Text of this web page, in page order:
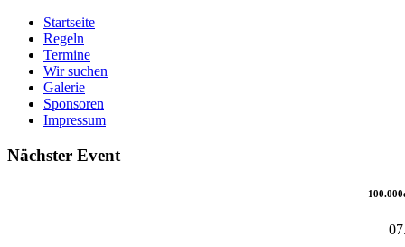
Startseite
Regeln
Termine
Wir suchen
Galerie
Sponsoren
Impressum
Nächster Event